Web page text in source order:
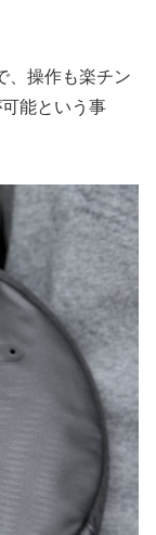
、操作も楽チン
能という事